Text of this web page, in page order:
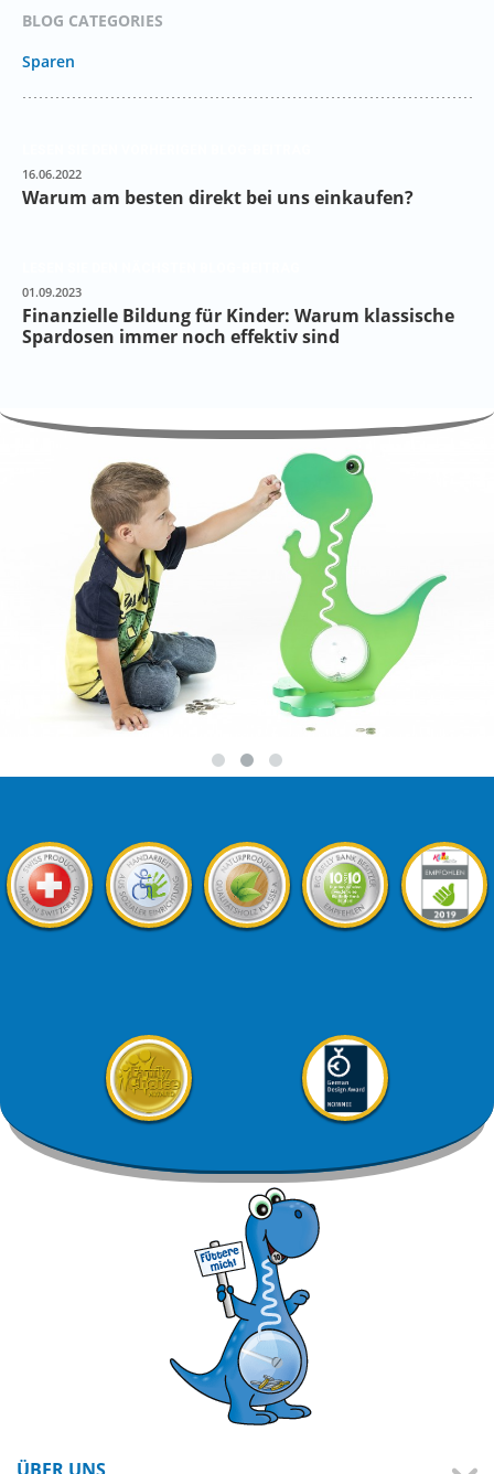
BLOG CATEGORIES
Sparen
16.06.2022
Warum am besten direkt bei uns einkaufen?
01.09.2023
​Finanzielle Bildung für Kinder: Warum klassische
Spardosen immer noch effektiv sind